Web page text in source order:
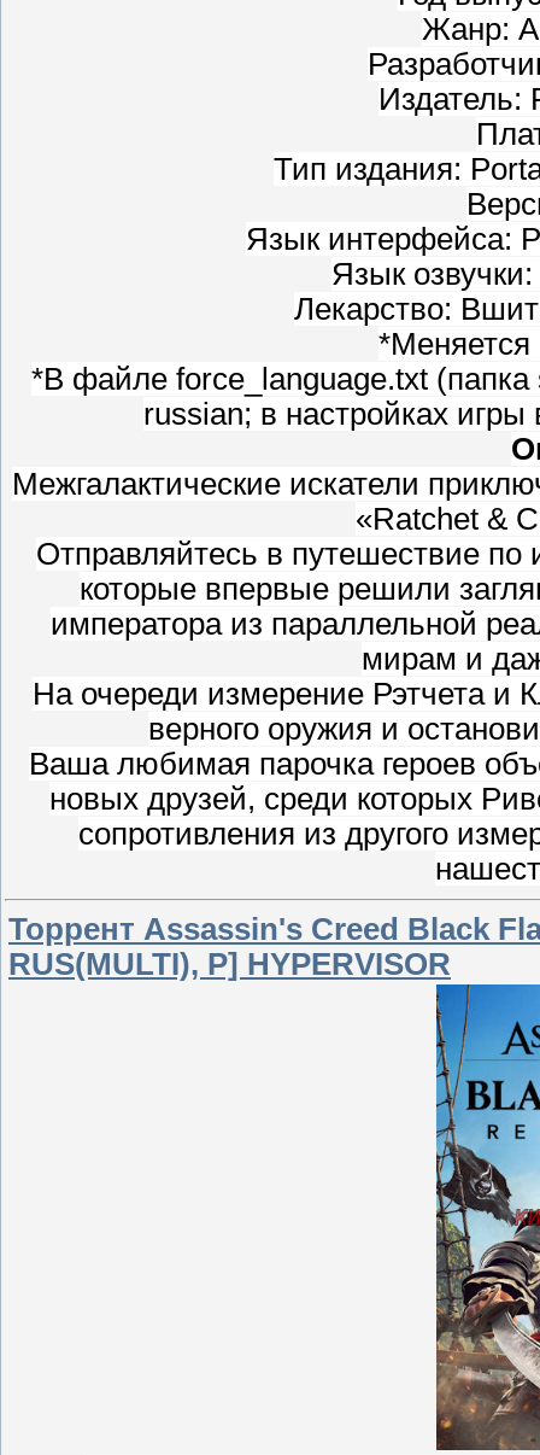
Жанр:
Издатель:
Тип издания:
Язык интерфейса:
Язык
Лекарство:
*Меняется
*В файле force_language.txt (папка
russian; в настройках игры
Межгалактические искатели
«Ratchet &
Отправляйтесь в путешествие
которые впервые решили
императора из параллельной
мирам и
На очереди измерение Рэтчета и
верного оружия и
Ваша любимая парочка героев
новых друзей, среди которых
сопротивления из другого
Торрент Assassin's Creed Black
RUS(MULTI), P] HYPERVISOR